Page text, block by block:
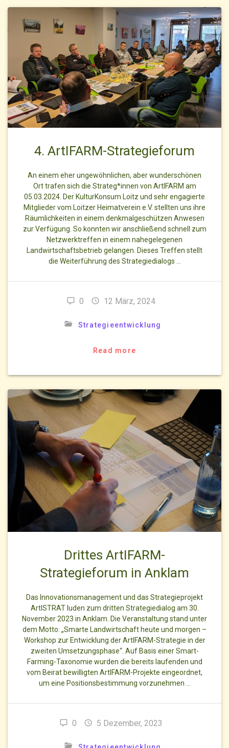
4. ArtIFARM-Strategieforum
An einem eher ungewöhnlichen, aber wunderschönen
Ort trafen sich die Strateg*innen von ArtIFARM am
05.03.2024. Der KulturKonsum Loitz und sehr engagierte
Mitglieder vom Loitzer Heimatverein e.V. stellten uns ihre
Räumlichkeiten in einem denkmalgeschützen Anwesen
zur Verfügung. So konnten wir anschließend schnell zum
Netzwerktreffen in einem nahegelegenen
Landwirtschaftsbetrieb gelangen. Dieses Treffen stellt
die Weiterführung des Strategiedialogs …
0 12 März, 2024
Strategieentwicklung
Read more
Drittes ArtIFARM-
Strategieforum in Anklam
Das Innovationsmanagement und das Strategieprojekt
ArtISTRAT luden zum dritten Strategiedialog am 30.
November 2023 in Anklam. Die Veranstaltung stand unter
dem Motto: „Smarte Landwirtschaft heute und morgen –
Workshop zur Entwicklung der ArtIFARM-Strategie in der
zweiten Umsetzungsphase“. Auf Basis einer Smart-
Farming-Taxonomie wurden die bereits laufenden und
vom Beirat bewilligten ArtIFARM-Projekte eingeordnet,
um eine Positionsbestimmung vorzunehmen …
0 5 Dezember, 2023